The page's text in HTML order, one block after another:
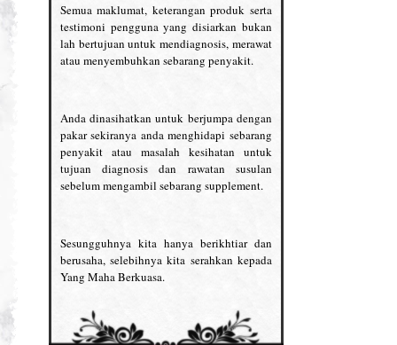
Semua maklumat, keterangan produk serta
testimoni pengguna yang disiarkan bukan
lah bertujuan untuk mendiagnosis, merawat
atau menyembuhkan sebarang penyakit.
Anda dinasihatkan untuk berjumpa dengan
pakar sekiranya anda menghidapi sebarang
penyakit atau masalah kesihatan untuk
tujuan diagnosis dan rawatan susulan
sebelum mengambil sebarang supplement.
Sesungguhnya kita hanya berikhtiar dan
berusaha, selebihnya kita serahkan kepada
Yang Maha Berkuasa.